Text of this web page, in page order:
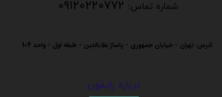
شماره تماس: 09120220772
آدرس: تهران - خیابان جمهوری - پاساژ علاءالدین - طبقه اول - واحد 104
درباره رایفون